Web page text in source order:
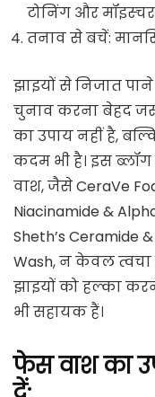
टोनिंग और
तनाव से बचें:
झाइयों से निजात
चुनाव करना बेहद
का उपाय नहीं है,
कदम भी है। इस
वाश, जैसे CeraVe
Niacinamide &
Sheth’s Ceramide
Wash, न केवल
झाइयों को हल्का
भी सहायक हैं।
फेस वाश का